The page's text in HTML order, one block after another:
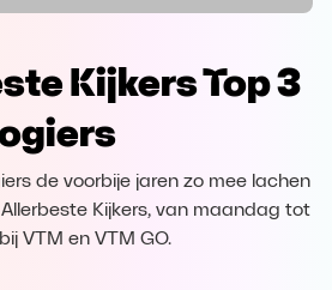
Edge Download
Kijkers Top 3
de voorbije jaren zo mee lachen
Kijkers, van maandag tot
VTM en VTM GO.